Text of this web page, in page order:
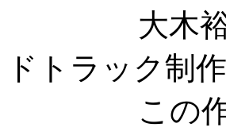
大木裕之監
ドトラック制作
この作品は